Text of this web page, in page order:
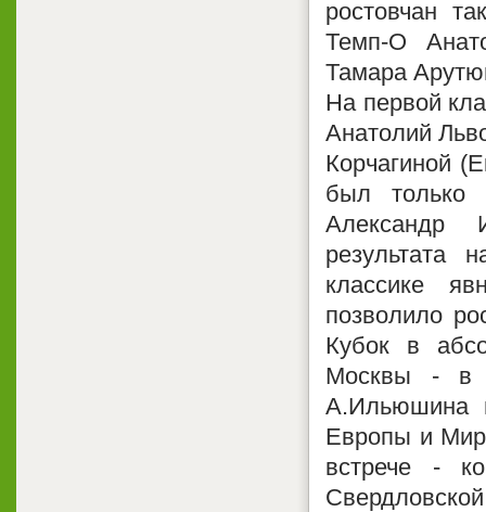
ростовчан
Темп-О
Тамара
На первой
Анатолий
Корчагиной
был только
Александр
результата
классике
позволило
Кубок в
Москвы - в
А.Ильюшина
Европы и
встрече -